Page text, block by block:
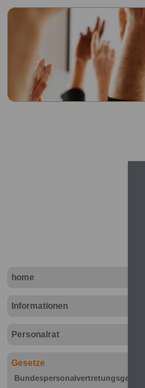
home
Informationen
Personalrat
Gesetze
Bundespersonalvertretungsgesetz